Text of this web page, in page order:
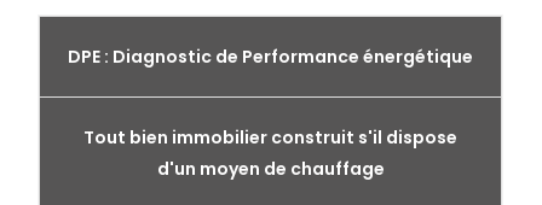
DPE : Diagnostic de Performance énergétique
Tout bien immobilier construit s'il dispose
d'un moyen de chauffage